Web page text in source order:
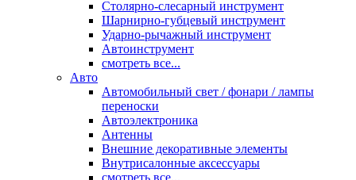
Столярно-слесарный инструмент
Шарнирно-губцевый инструмент
Ударно-рычажный инструмент
Автоинструмент
смотреть все...
Авто
Автомобильный свет / фонари / лампы
переноски
Автоэлектроника
Антенны
Внешние декоративные элементы
Внутрисалонные аксессуары
смотреть все...